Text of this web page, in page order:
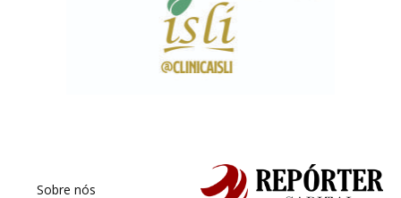
Sobre nós